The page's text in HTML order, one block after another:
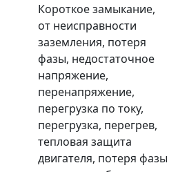
Короткое замыкание,
от неисправности
заземления, потеря
фазы, недостаточное
напряжение,
перенапряжение,
перегрузка по току,
перегрузка, перегрев,
тепловая защита
двигателя, потеря фазы